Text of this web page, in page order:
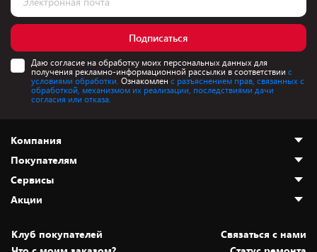
Подписаться
Даю согласие на обработку моих персональных данных для
получения рекламно-информационной рассылки в соответствии с
условиями обработки. Ознакомлен с разъяснением прав, связанных с
обработкой, механизмом их реализации, последствиями дачи
согласия или отказа.
Компания
О нас
Адреса магазинов
Новости
Статьи и обзоры
Вакансии
Покупателям
Как сделать заказ
Оплата и доставка
Безналичный расчёт
Обмен и возврат товара
Сервисы
Установка техники
Для игровых консолей
Акции
Скидки и промокоды
Белорусские товары
Клуб покупателей
Cвязаться с нами